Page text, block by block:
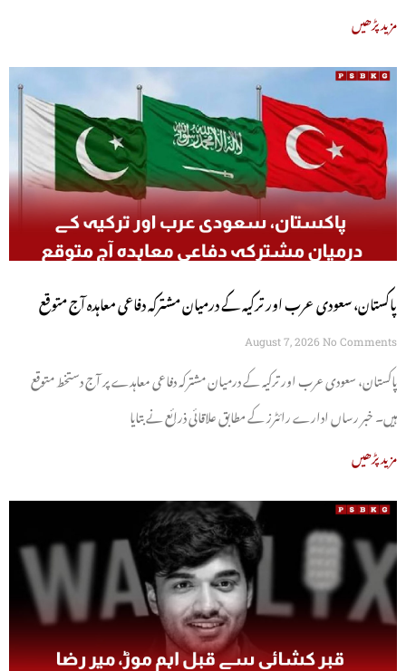
مزید پڑھیں
پاکستان، سعودی عرب اور ترکیہ کے درمیان مشترکہ دفاعی معاہدہ آج متوقع
August 7, 2026 No Comments
پاکستان، سعودی عرب اور ترکیہ کے درمیان مشترکہ دفاعی معاہدے پر آج دستخط متوقع
ہیں۔ خبر رساں ادارے رائٹرز کے مطابق علاقائی ذرائع نے بتایا
مزید پڑھیں